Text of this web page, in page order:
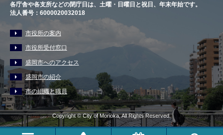
各庁舎や各支所などの閉庁日は、土曜・日曜日と祝日、年末年始です。
法人番号：6000020032018
市役所の案内
市役所受付窓口
盛岡市へのアクセス
盛岡市の紹介
市の組織と職員
Copyright © City of Morioka, All Rights Reserved.